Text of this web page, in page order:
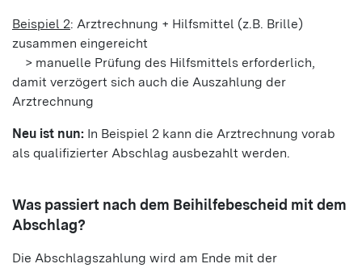
Beispiel 2: Arztrechnung + Hilfsmittel (z.B. Brille)
zusammen eingereicht
> manuelle Prüfung des Hilfsmittels erforderlich,
damit verzögert sich auch die Auszahlung der
Arztrechnung
Neu ist nun: In Beispiel 2 kann die Arztrechnung vorab
als qualifizierter Abschlag ausbezahlt werden.
Was passiert nach dem Beihilfebescheid mit dem
Abschlag?
Die Abschlagszahlung wird am Ende mit der